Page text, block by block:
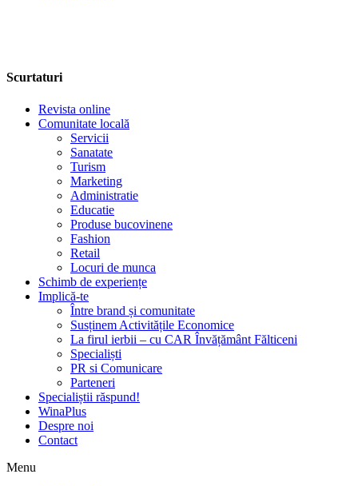
Scurtaturi
Revista online
Comunitate locală
Servicii
Sanatate
Turism
Marketing
Administratie
Educatie
Produse bucovinene
Fashion
Retail
Locuri de munca
Schimb de experiențe
Implică-te
Între brand și comunitate
Susținem Activitățile Economice
La firul ierbii – cu CAR Învățământ Fălticeni
Specialiști
PR si Comunicare
Parteneri
Specialiștii răspund!
WinaPlus
Despre noi
Contact
Menu